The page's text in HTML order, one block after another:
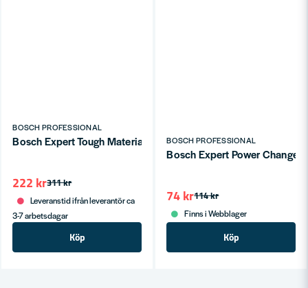
BOSCH PROFESSIONAL
Bosch Expert Tough Material hålsågar 20-152mm
311 kr
222 kr
Leveranstid ifrån leverantör ca
3-7 arbetsdagar
Köp
BOSCH PROFESSIONAL
Bosch Expert Power Change
114 kr
74 kr
Finns i Webblager
Köp